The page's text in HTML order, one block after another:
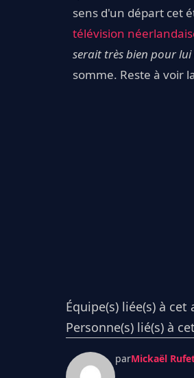
sens d'un départ cet
télévision
serait très bien pour lui
somme. Reste à voir
Équipe(s) liée(s) à cet
Personne(s) lié(s) à
parMickaël